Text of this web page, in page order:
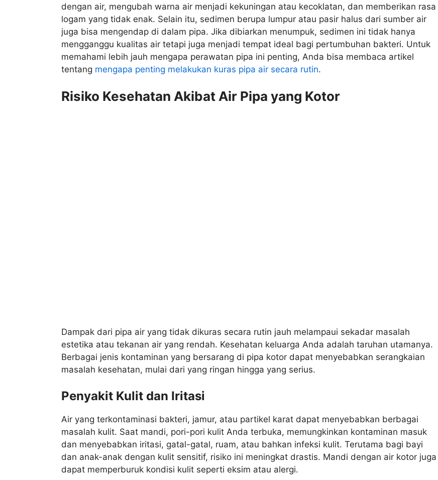
dengan air, mengubah warna air menjadi kekuningan atau kecoklatan, dan memberikan rasa
logam yang tidak enak. Selain itu, sedimen berupa lumpur atau pasir halus dari sumber air
juga bisa mengendap di dalam pipa. Jika dibiarkan menumpuk, sedimen ini tidak hanya
mengganggu kualitas air tetapi juga menjadi tempat ideal bagi pertumbuhan bakteri. Untuk
memahami lebih jauh mengapa perawatan pipa ini penting, Anda bisa membaca artikel
tentang mengapa penting melakukan kuras pipa air secara rutin.
Risiko Kesehatan Akibat Air Pipa yang Kotor
Dampak dari pipa air yang tidak dikuras secara rutin jauh melampaui sekadar masalah
estetika atau tekanan air yang rendah. Kesehatan keluarga Anda adalah taruhan utamanya.
Berbagai jenis kontaminan yang bersarang di pipa kotor dapat menyebabkan serangkaian
masalah kesehatan, mulai dari yang ringan hingga yang serius.
Penyakit Kulit dan Iritasi
Air yang terkontaminasi bakteri, jamur, atau partikel karat dapat menyebabkan berbagai
masalah kulit. Saat mandi, pori-pori kulit Anda terbuka, memungkinkan kontaminan masuk
dan menyebabkan iritasi, gatal-gatal, ruam, atau bahkan infeksi kulit. Terutama bagi bayi
dan anak-anak dengan kulit sensitif, risiko ini meningkat drastis. Mandi dengan air kotor juga
dapat memperburuk kondisi kulit seperti eksim atau alergi.